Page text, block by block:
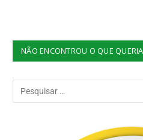
NÃO ENCONTROU O QUE